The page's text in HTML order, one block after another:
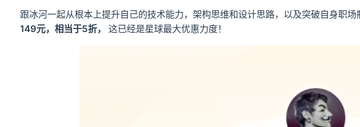
跟冰河一起从根本上提升自己的技术能力，架构思维和设计思路，以及突破自身职
149元，相当于5折，
这已经是星球最大优惠力度！